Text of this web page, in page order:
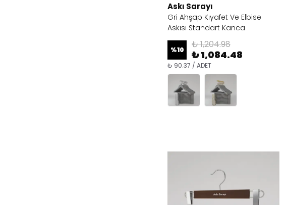
Askı Sarayı
Gri Ahşap Kıyafet Ve Elbise
Askısı Standart Kanca
%10 ₺ 1,204.98
₺ 1,084.48
₺ 90.37 / ADET